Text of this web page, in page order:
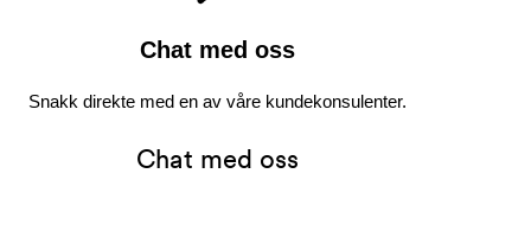
Chat med oss
Snakk direkte med en av våre kundekonsulenter.
Chat med oss